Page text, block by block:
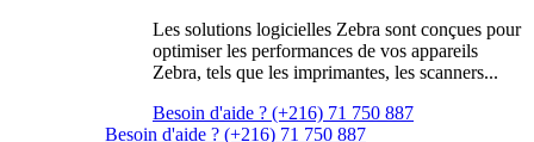
Les solutions logicielles Zebra sont conçues pour
optimiser les performances de vos appareils
Zebra, tels que les imprimantes, les scanners...
Besoin d'aide ? (+216) 71 750 887
Besoin d'aide ? (+216) 71 750 887